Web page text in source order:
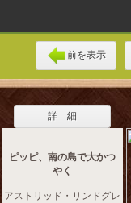
前を表示
詳 細
ピッピ、南の島で大かつ
やく
アストリッド・リンドグレ